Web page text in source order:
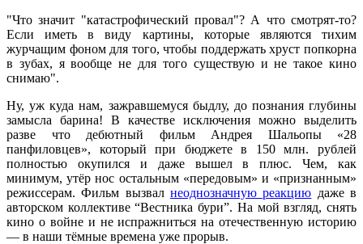
"Что значит "катастрофический провал"? А что смотрят-то?
Если иметь в виду картины, которые являются тихим
журчащим фоном для того, чтобы поддержать хруст попкорна
в зубах, я вообще не для того существую и не такое кино
снимаю".
Ну, уж куда нам, зажравшемуся быдлу, до познания глубины
замысла барина! В качестве исключения можно выделить
разве что дебютный фильм Андрея Шальопы «28
панфиловцев», который при бюджете в 150 млн. рублей
полностью окупился и даже вышел в плюс. Чем, как
минимум, утёр нос остальным «передовым» и «признанным»
режиссерам. Фильм вызвал неоднозначную реакцию даже в
авторском коллективе “Вестника бури”. На мой взгляд, снять
кино о войне и не испражниться на отечественную историю
— в наши тёмные времена уже прорыв.